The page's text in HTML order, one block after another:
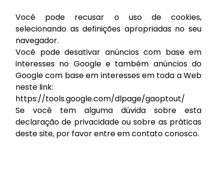
Você pode recusar o uso de cookies,
selecionando as definições apropriadas no seu
navegador.
Você pode desativar anúncios com base em
interesses no Google e também anúncios do
Google com base em interesses em toda a Web
neste link:
https://tools.google.com/dlpage/gaoptout/
Se você tem alguma dúvida sobre esta
declaração de privacidade ou sobre as práticas
deste site, por favor entre em contato conosco.